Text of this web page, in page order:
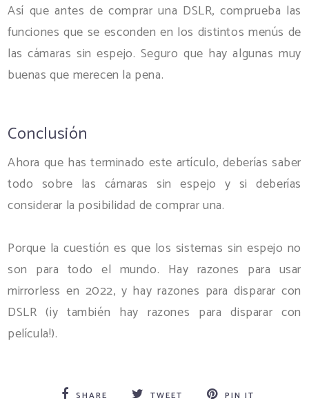
Así que antes de comprar una DSLR, comprueba las
funciones que se esconden en los distintos menús de
las cámaras sin espejo. Seguro que hay algunas muy
buenas que merecen la pena.
Conclusión
Ahora que has terminado este artículo, deberías saber
todo sobre las cámaras sin espejo y si deberías
considerar la posibilidad de comprar una.
Porque la cuestión es que los sistemas sin espejo no
son para todo el mundo. Hay razones para usar
mirrorless en 2022, y hay razones para disparar con
DSLR (¡y también hay razones para disparar con
película!).
SHARE TWEET
PIN IT